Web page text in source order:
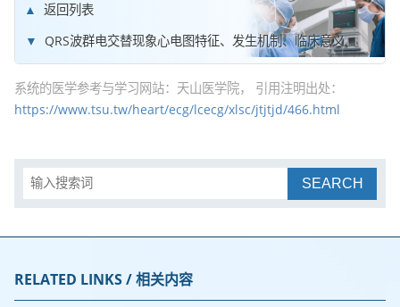
返回列表
QRS波群电交替现象心电图特征、发生机制、临床意义
系统的医学参考与学习网站：天山医学院， 引用注明出处：
https://www.tsu.tw/heart/ecg/lcecg/xlsc/jtjtjd/466.html
SEARCH
RELATED LINKS / 相关内容